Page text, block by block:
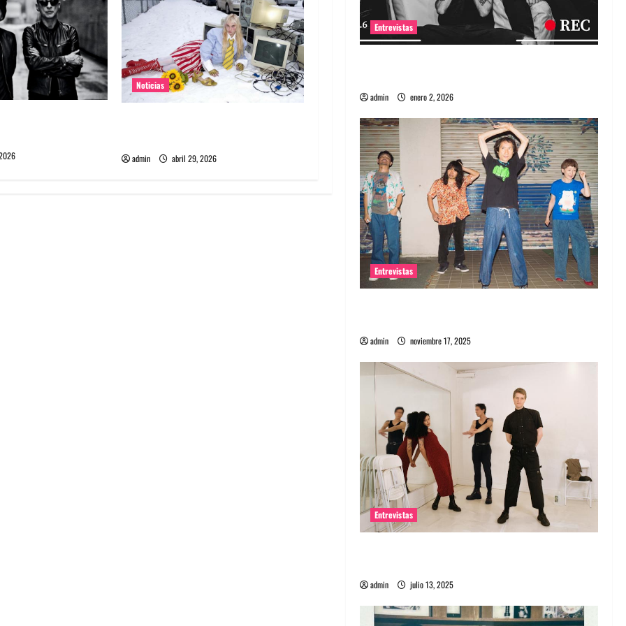
Noticias
admin abril 29, 2026
Entrevistas
admin enero 2, 2026
Entrevistas
admin noviembre 17, 2025
Entrevistas
admin julio 13, 2025